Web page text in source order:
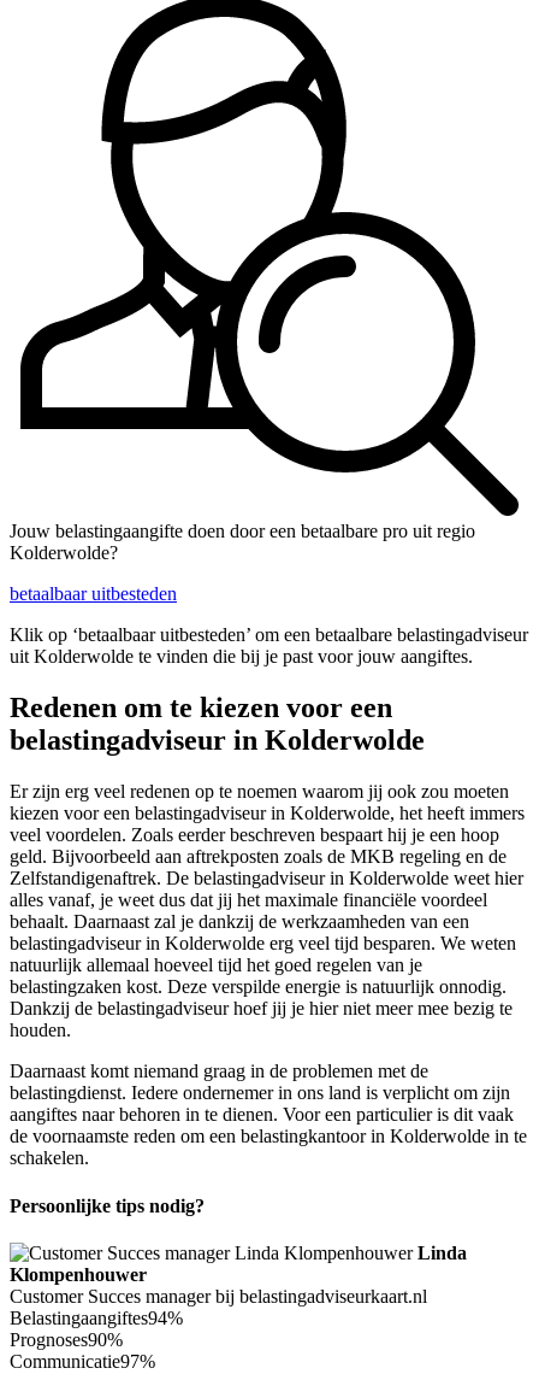
Jouw belastingaangifte doen door een betaalbare pro uit regio
Kolderwolde?
betaalbaar uitbesteden
Klik op ‘betaalbaar uitbesteden’ om een betaalbare belastingadviseur
uit Kolderwolde te vinden die bij je past voor jouw aangiftes.
Redenen om te kiezen voor een
belastingadviseur in Kolderwolde
Er zijn erg veel redenen op te noemen waarom jij ook zou moeten
kiezen voor een belastingadviseur in Kolderwolde, het heeft immers
veel voordelen. Zoals eerder beschreven bespaart hij je een hoop
geld. Bijvoorbeeld aan aftrekposten zoals de MKB regeling en de
Zelfstandigenaftrek. De belastingadviseur in Kolderwolde weet hier
alles vanaf, je weet dus dat jij het maximale financiële voordeel
behaalt. Daarnaast zal je dankzij de werkzaamheden van een
belastingadviseur in Kolderwolde erg veel tijd besparen. We weten
natuurlijk allemaal hoeveel tijd het goed regelen van je
belastingzaken kost. Deze verspilde energie is natuurlijk onnodig.
Dankzij de belastingadviseur hoef jij je hier niet meer mee bezig te
houden.
Daarnaast komt niemand graag in de problemen met de
belastingdienst. Iedere ondernemer in ons land is verplicht om zijn
aangiftes naar behoren in te dienen. Voor een particulier is dit vaak
de voornaamste reden om een belastingkantoor in Kolderwolde in te
schakelen.
Persoonlijke tips nodig?
Linda
Klompenhouwer
Customer Succes manager bij belastingadviseurkaart.nl
Belastingaangiftes94%
Prognoses90%
Communicatie97%